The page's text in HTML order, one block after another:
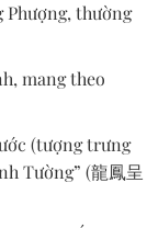
Phượng, thường
mang theo
(tượng trưng
Tường” (龍鳳呈